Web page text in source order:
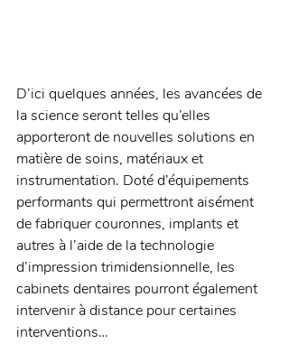
D’ici quelques années, les avancées de
la science seront telles qu’elles
apporteront de nouvelles solutions en
matière de soins, matériaux et
instrumentation. Doté d’équipements
performants qui permettront aisément
de fabriquer couronnes, implants et
autres à l’aide de la technologie
d’impression trimidensionnelle, les
cabinets dentaires pourront également
intervenir à distance pour certaines
interventions…